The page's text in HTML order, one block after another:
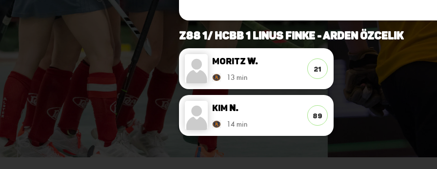
Z88 1/ HCBB 1 Linus Finke - Arden Özcelik
MoritzW.
13 min
21
Kim N.
14 min
89